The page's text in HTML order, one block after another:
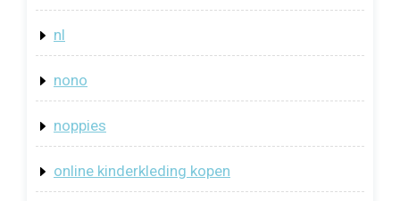
nl
nono
noppies
online kinderkleding kopen